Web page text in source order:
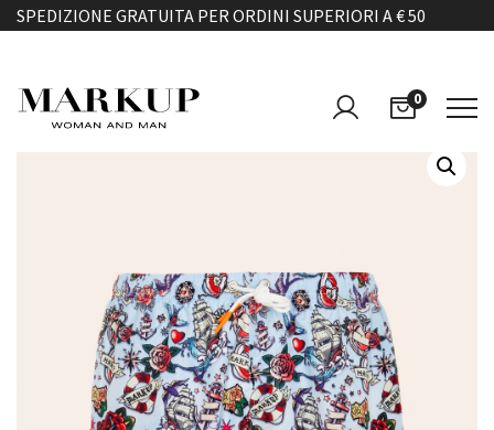
SPEDIZIONE GRATUITA PER ORDINI SUPERIORI A € 50
0